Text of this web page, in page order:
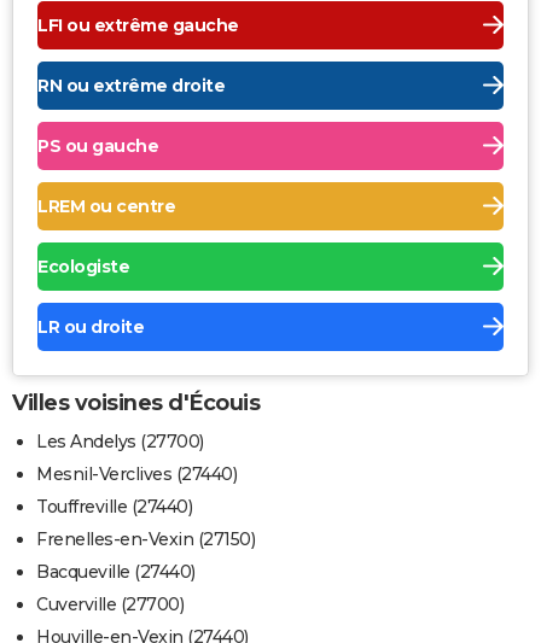
LFI ou extrême gauche
RN ou extrême droite
PS ou gauche
LREM ou centre
Ecologiste
LR ou droite
Villes voisines d'Écouis
Les Andelys (27700)
Mesnil-Verclives (27440)
Touffreville (27440)
Frenelles-en-Vexin (27150)
Bacqueville (27440)
Cuverville (27700)
Houville-en-Vexin (27440)